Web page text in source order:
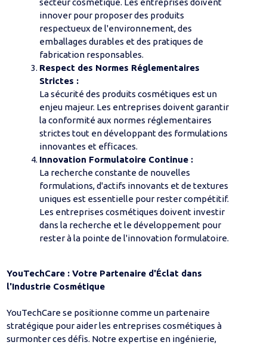
secteur cosmétique. Les entreprises doivent
innover pour proposer des produits
respectueux de l'environnement, des
emballages durables et des pratiques de
fabrication responsables.
Respect des Normes Réglementaires
Strictes :
La sécurité des produits cosmétiques est un
enjeu majeur. Les entreprises doivent garantir
la conformité aux normes réglementaires
strictes tout en développant des formulations
innovantes et efficaces.
Innovation Formulatoire Continue :
La recherche constante de nouvelles
formulations, d'actifs innovants et de textures
uniques est essentielle pour rester compétitif.
Les entreprises cosmétiques doivent investir
dans la recherche et le développement pour
rester à la pointe de l'innovation formulatoire.
YouTechCare : Votre Partenaire d'Éclat dans
l'Industrie Cosmétique
YouTechCare se positionne comme un partenaire
stratégique pour aider les entreprises cosmétiques à
surmonter ces défis. Notre expertise en ingénierie,